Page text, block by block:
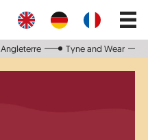
Main
Angleterre Tyne and Wear